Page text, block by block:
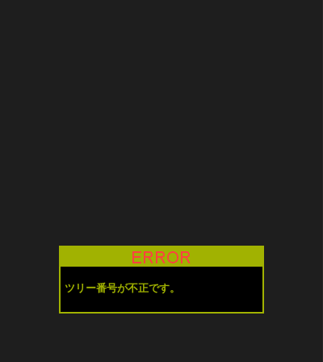
ツリー番号が不正です。